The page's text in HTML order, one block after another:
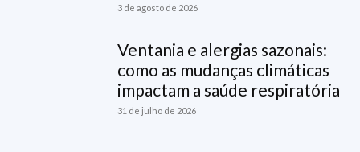
3 de agosto de 2026
Ventania e alergias sazonais:
como as mudanças climáticas
impactam a saúde respiratória
31 de julho de 2026